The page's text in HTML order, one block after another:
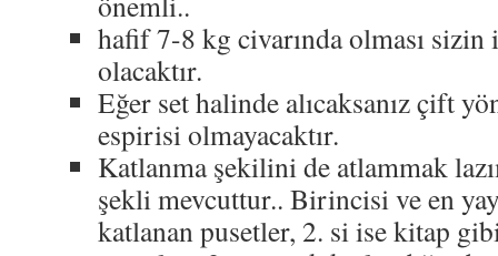
hafif 7-8 kg civarında olması
olacaktır.
Eğer set halinde alıcaksanız çift
espirisi olmayacaktır.
Katlanma şekilini de atlammak
şekli mevcuttur.. Birincisi ve en
katlanan pusetler, 2. si ise kitap